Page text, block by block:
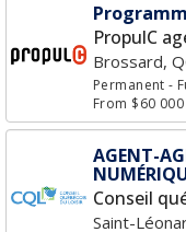
PropulC
Brossard,
Permanent-
From $60
AGENT-
Conseil
Saint-